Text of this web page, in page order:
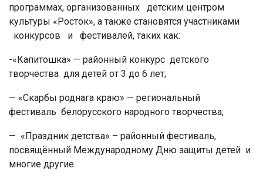
программах, организованных детским центром
культуры «Росток», а также становятся участниками
конкурсов и фестивалей, таких как:
-«Капитошка» — районный конкурс детского
творчества для детей от 3 до 6 лет;
— «Скарбы роднага краю» — региональный
фестиваль белорусского народного творчества;
— «Праздник детства» – районный фестиваль,
посвящённый Международному Дню защиты детей и
многие другие.